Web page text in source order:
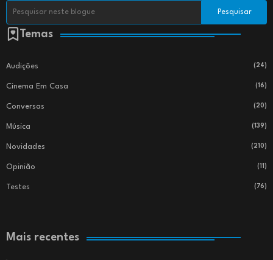
Temas
Audições (24)
Cinema Em Casa (16)
Conversas (20)
Música (139)
Novidades (210)
Opinião (11)
Testes (76)
Mais recentes